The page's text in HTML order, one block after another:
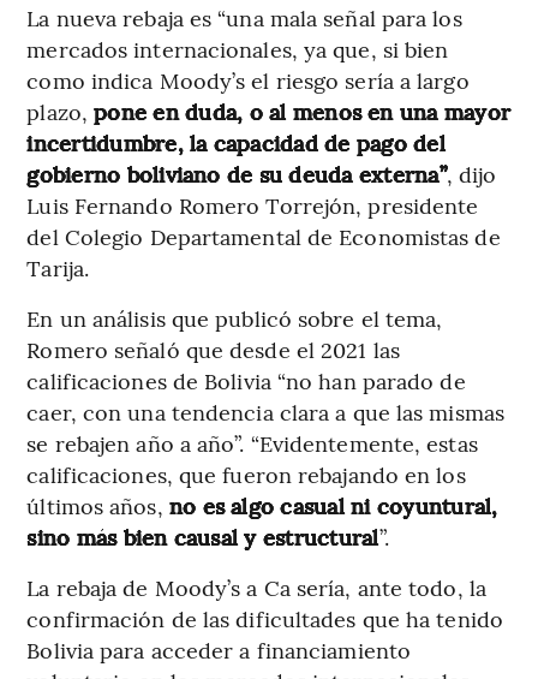
La nueva rebaja es “una mala señal para los
mercados internacionales, ya que, si bien
como indica Moody’s el riesgo sería a largo
plazo, pone en duda, o al menos en una mayor
incertidumbre, la capacidad de pago del
gobierno boliviano de su deuda externa”, dijo
Luis Fernando Romero Torrejón, presidente
del Colegio Departamental de Economistas de
Tarija.
En un análisis que publicó sobre el tema,
Romero señaló que desde el 2021 las
calificaciones de Bolivia “no han parado de
caer, con una tendencia clara a que las mismas
se rebajen año a año”. “Evidentemente, estas
calificaciones, que fueron rebajando en los
últimos años, no es algo casual ni coyuntural,
sino más bien causal y estructural”.
La rebaja de Moody’s a Ca sería, ante todo, la
confirmación de las dificultades que ha tenido
Bolivia para acceder a financiamiento